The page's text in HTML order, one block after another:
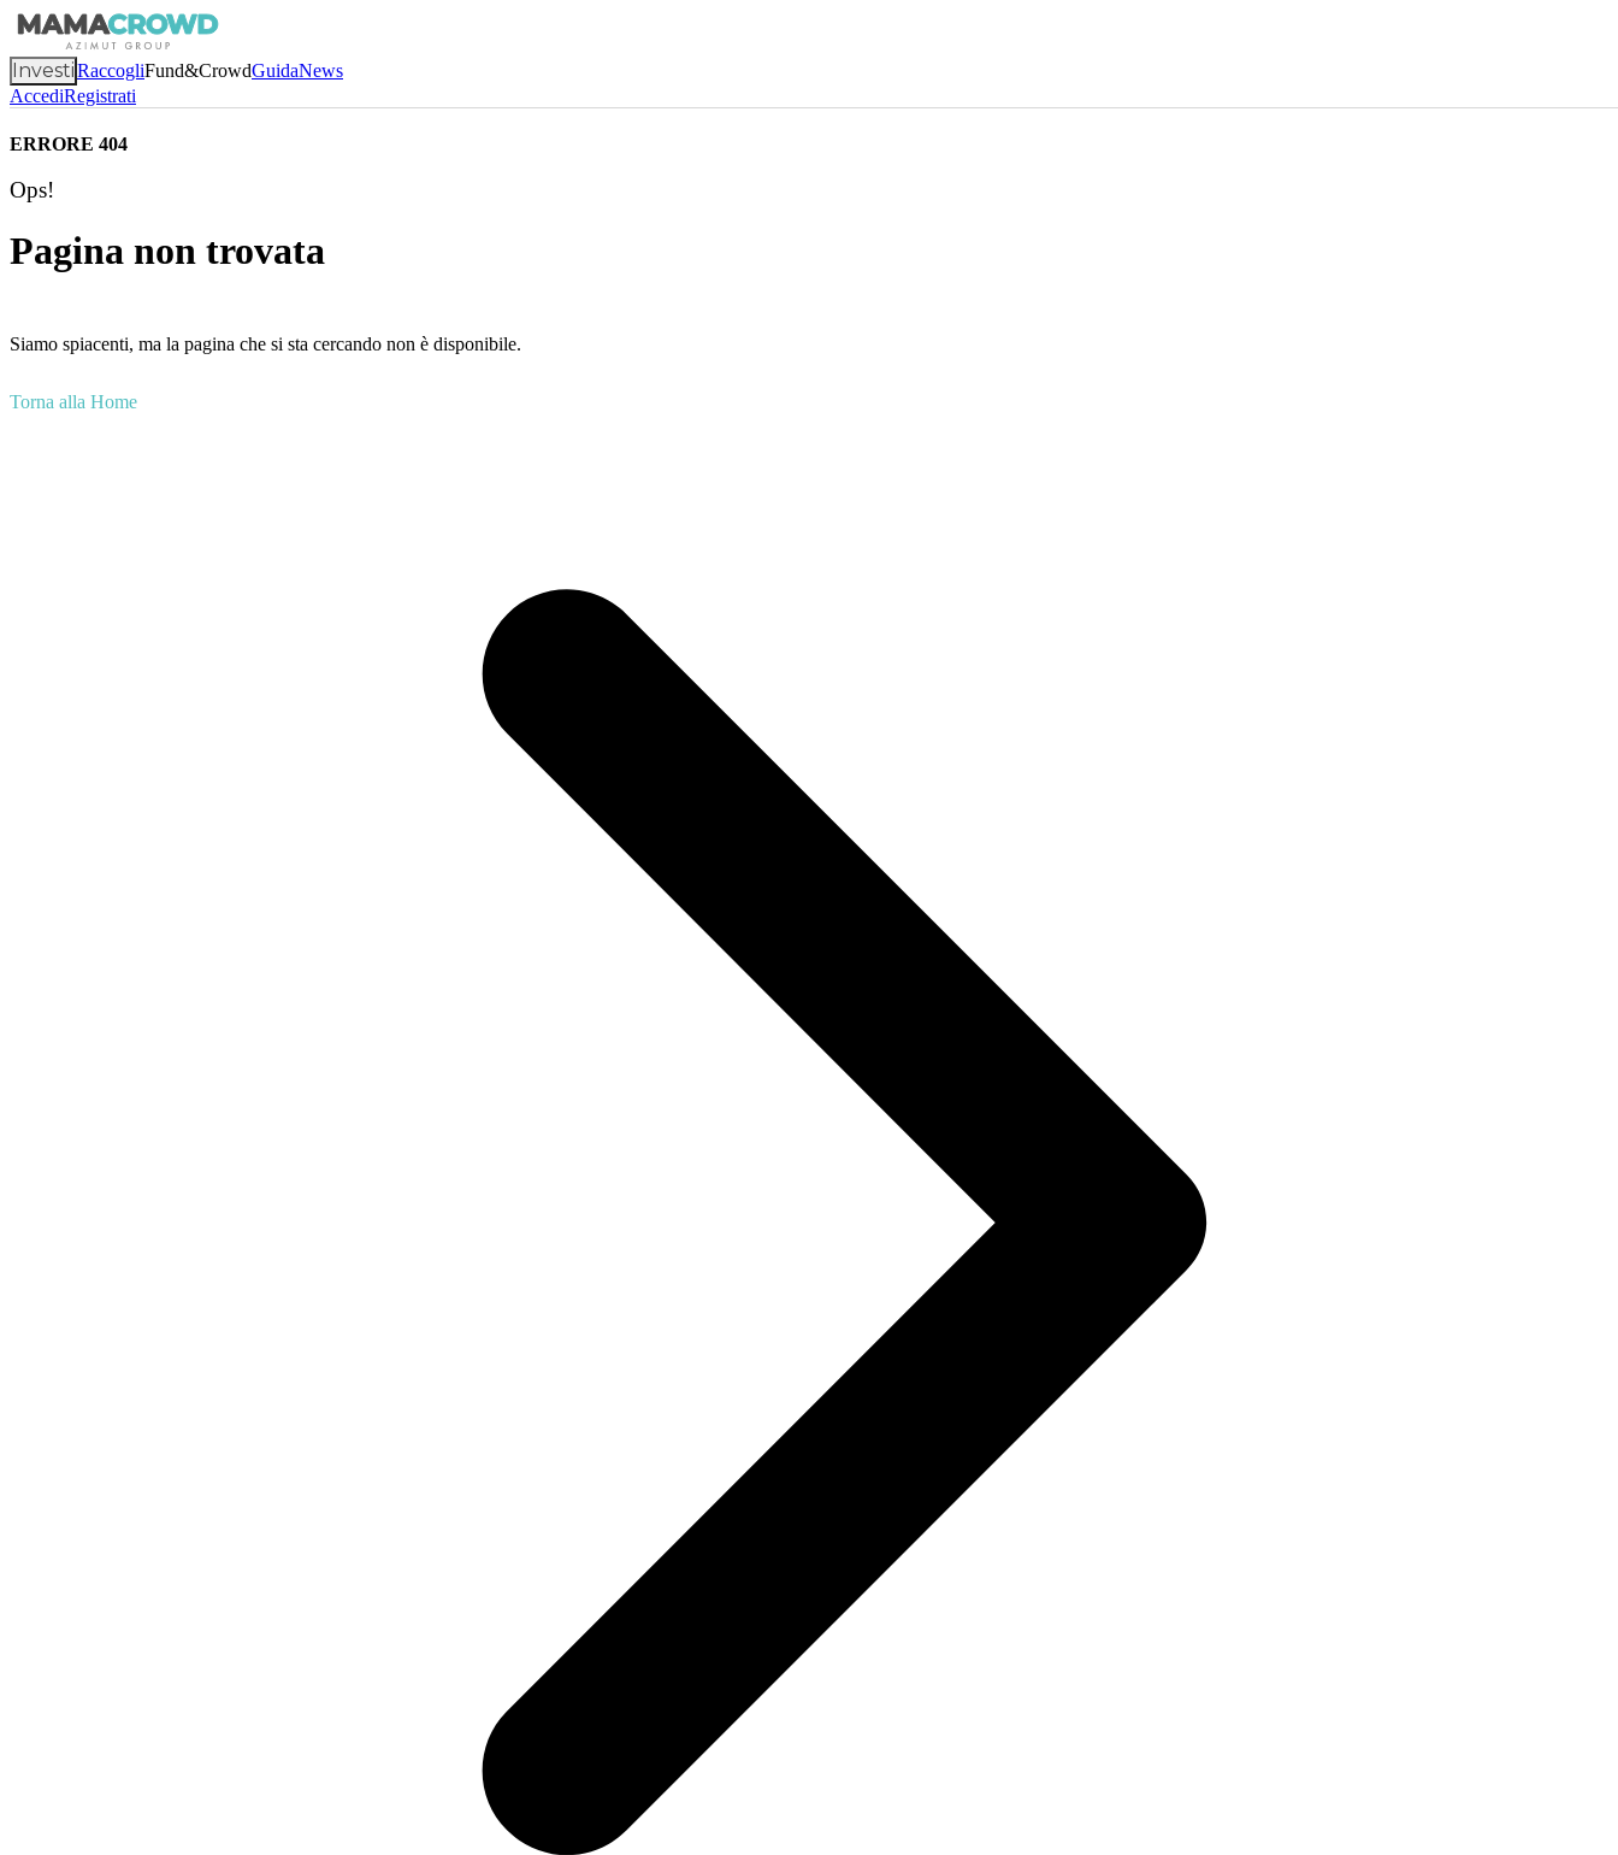
InvestiRaccogliFund&CrowdGuidaNews
AccediRegistrati
ERRORE 404
Ops!
Pagina non trovata
Siamo spiacenti, ma la pagina che si sta cercando non è disponibile.
Torna alla Home